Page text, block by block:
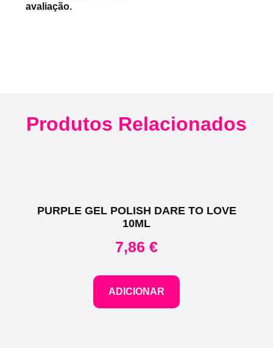
avaliação.
Produtos Relacionados
PURPLE GEL POLISH DARE TO LOVE
10ML
7,86 €
ADICIONAR